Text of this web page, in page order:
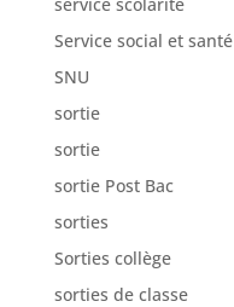
Service social et santé
SNU
sortie
sortie
sortie Post Bac
sorties
Sorties collège
sorties de classe